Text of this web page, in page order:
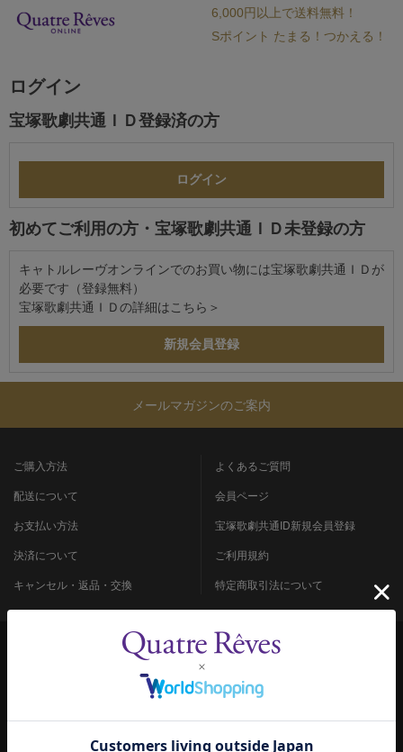
6,000円以上で送料無料！
Sポイント たまる！つかえる！
ログイン
宝塚歌劇共通ＩＤ登録済の方
初めてご利用の方・宝塚歌劇共通ＩＤ未登録の方
キャトルレーヴオンラインでのお買い物には宝塚歌劇共通ＩＤが
必要です（登録無料）
宝塚歌劇共通ＩＤの詳細は こちら＞
メールマガジンのご案内
ご購入方法
配送について
お支払い方法
決済について
キャンセル・返品・交換
よくあるご質問
会員ページ
宝塚歌劇共通ID新規会員登録
ご利用規約
特定商取引法について